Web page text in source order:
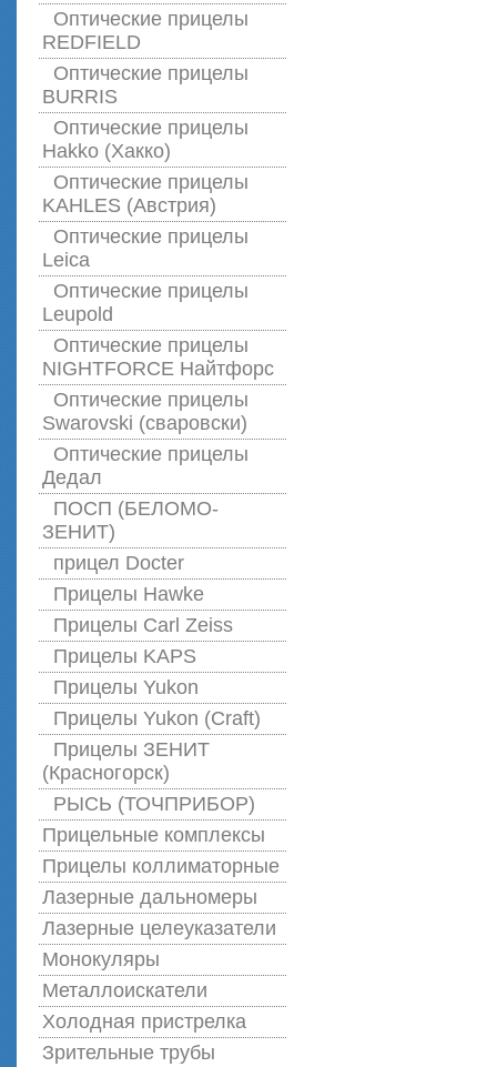
Оптические прицелы
REDFIELD
Оптические прицелы
BURRIS
Оптические прицелы
Hakko (Хакко)
Оптические прицелы
KAHLES (Австрия)
Оптические прицелы
Leica
Оптические прицелы
Leupold
Оптические прицелы
NIGHTFORCE Найтфорс
Оптические прицелы
Swarovski (сваровски)
Оптические прицелы
Дедал
ПОСП (БЕЛОМО-
ЗЕНИТ)
прицел Docter
Прицелы Hawke
Прицелы Carl Zeiss
Прицелы KAPS
Прицелы Yukon
Прицелы Yukon (Craft)
Прицелы ЗЕНИТ
(Красногорск)
РЫСЬ (ТОЧПРИБОР)
Прицельные комплексы
Прицелы коллиматорные
Лазерные дальномеры
Лазерные целеуказатели
Монокуляры
Металлоискатели
Холодная пристрелка
Зрительные трубы